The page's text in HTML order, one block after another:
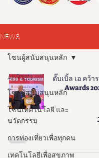
NEWS
All Posts
โซนผู้สนับสนุนหลัก
โซนเทคโนโลยี และ
นวัตกรรม
การท่องเที่ยวเพื่อทุกคน
เทคโนโลยีเพื่อสุขภาพ
โซนผู้สนับสนุนหลัก
ดั๊บเบิ้ล เอ คว้า
Awards